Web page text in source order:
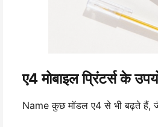
ए4 मोबाइल प्रिंटर्स के
Name कुछ मॉडल ए4 से भी बढ़ते हैं,